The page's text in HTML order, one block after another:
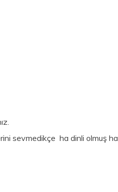
sevmedikçe ha dinli olmuş